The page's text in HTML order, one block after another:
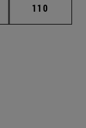
intermedias
Página
110